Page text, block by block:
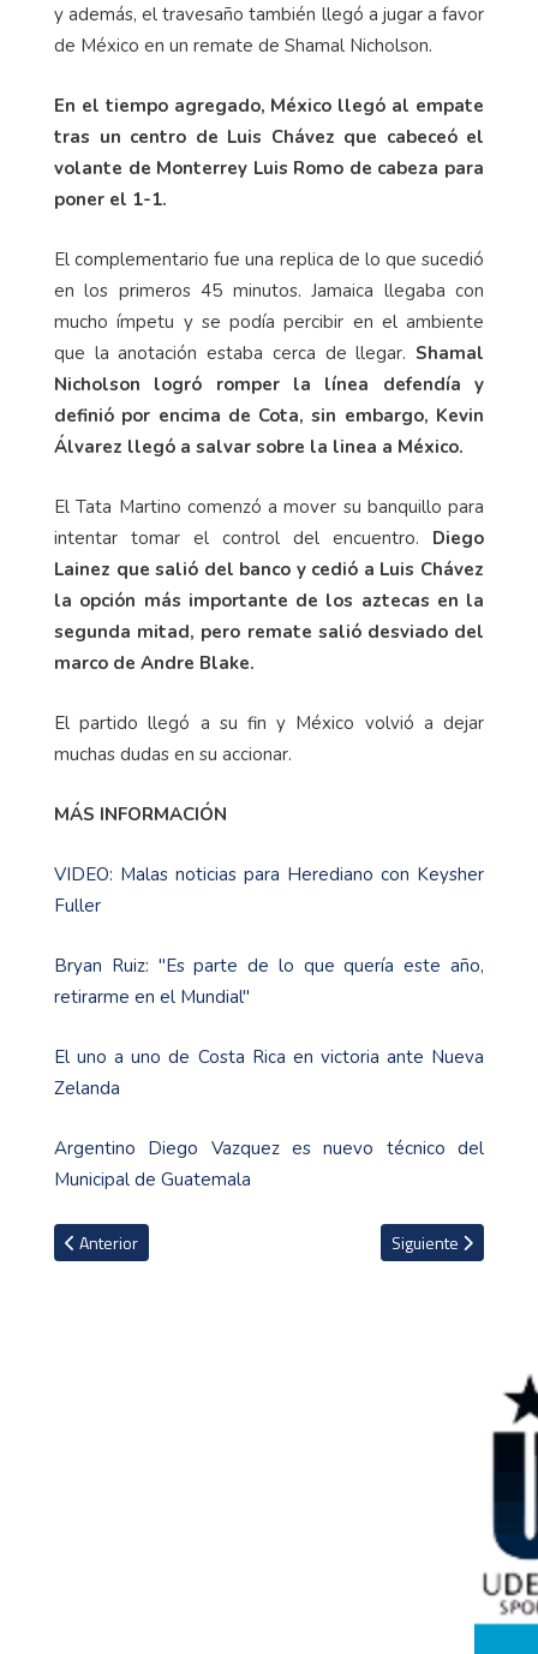
y además, el travesaño también llegó a jugar a favor
de México en un remate de Shamal Nicholson.
En el tiempo agregado, México llegó al empate
tras un centro de Luis Chávez que cabeceó el
volante de Monterrey Luis Romo de cabeza para
poner el 1-1.
El complementario fue una replica de lo que sucedió
en los primeros 45 minutos. Jamaica llegaba con
mucho ímpetu y se podía percibir en el ambiente
que la anotación estaba cerca de llegar. Shamal
Nicholson logró romper la línea defendía y
definió por encima de Cota, sin embargo, Kevin
Álvarez llegó a salvar sobre la linea a México.
El Tata Martino comenzó a mover su banquillo para
intentar tomar el control del encuentro. Diego
Lainez que salió del banco y cedió a Luis Chávez
la opción más importante de los aztecas en la
segunda mitad, pero remate salió desviado del
marco de Andre Blake.
El partido llegó a su fin y México volvió a dejar
muchas dudas en su accionar.
MÁS INFORMACIÓN
VIDEO: Malas noticias para Herediano con Keysher
Fuller
Bryan Ruiz: "Es parte de lo que quería este año,
retirarme en el Mundial"
El uno a uno de Costa Rica en victoria ante Nueva
Zelanda
Argentino Diego Vazquez es nuevo técnico del
Municipal de Guatemala
Artículo anterior: La felicitación y llamada de atención de David
Anterior Artículo siguiente:
Siguiente